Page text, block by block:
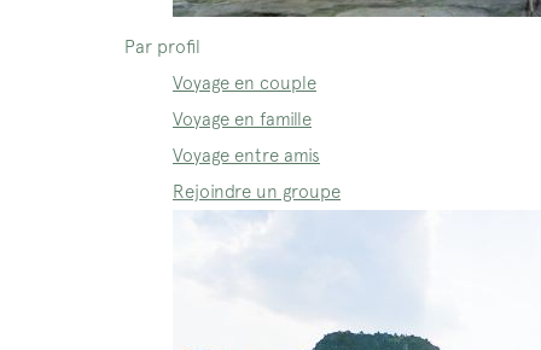
Par profil
Voyage en couple
Voyage en famille
Voyage entre amis
Rejoindre un groupe